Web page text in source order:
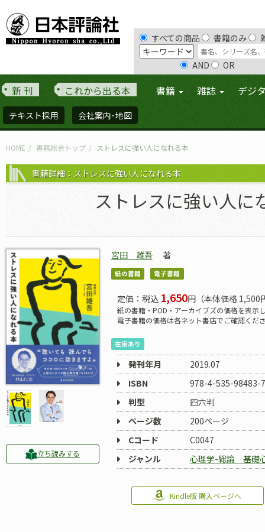
すべての商品 書籍のみ
AND OR
新 刊 これから出る本 書籍 雑誌 デジ
テキスト採用 会社案内･地図
HOME 書籍総合トップ ストレスに強い人になれる本
書籍詳細：ストレスに強い人になれる本
ストレスに強い人に
立ち読みする
宮田 雄吾 著
紙の書籍 電子書籍
定価：税込 1,650円（本体価格 1,500
紙の書籍・POD・アーカイブズの価格を表示
電子書籍の価格は各ネット書店でご確認くだ
在庫あり
発刊年月
2019.07
ISBN
978-4-535-98483-7
判型
四六判
ページ数
200ページ
Cコード
C0047
ジャンル
心理学-総論 基礎
Kindle版 購入ページへ